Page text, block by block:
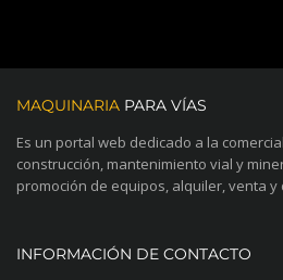
MAQUINARIA PARA VÍAS
Es un portal web dedicado a la
construcción, mantenimiento vial y
promoción de equipos, alquiler, venta
INFORMACIÓN DE CONTACTO